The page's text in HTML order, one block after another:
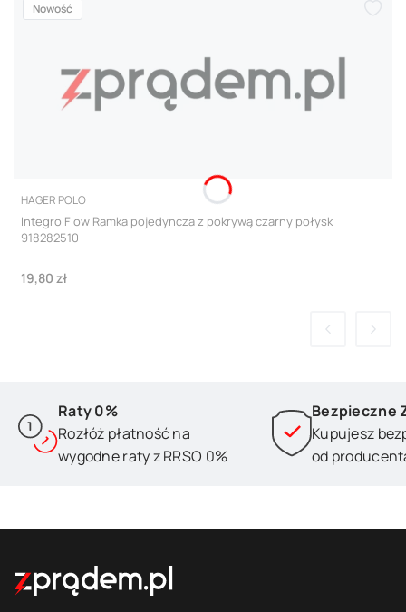
Nowość
PRODUCENT
HAGER POLO
Integro Flow Ramka pojedyncza z pokrywą czarny połysk
918282510
Cena
19,80 zł
Raty 0%
Rozłóż płatność na
wygodne raty z RRSO 0%
Bezpieczne
Kupujesz
od